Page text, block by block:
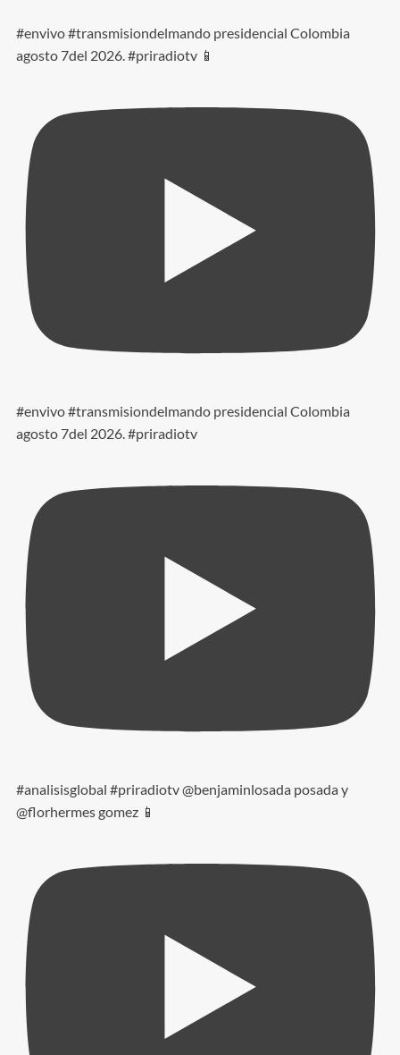
#envivo #transmisiondelmando presidencial Colombia
agosto 7del 2026. #priradiotv 📱
#envivo #transmisiondelmando presidencial Colombia
agosto 7del 2026. #priradiotv
#analisisglobal #priradiotv @benjaminlosada posada y
@florhermes gomez 📱